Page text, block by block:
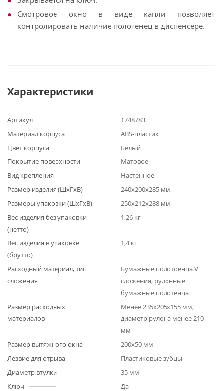
Смотровое окно в виде капли позволяет
контролировать наличие полотенец в диспенсере.
Характеристики
Артикул
1748783
Материал корпуса
ABS-пластик
Цвет корпуса
Белый
Покрытие поверхности
Матовое
Вид крепления
Настенное
Размер изделия (ШхГхВ)
240x200х285 мм
Размеры упаковки (ШхГхВ)
250x212х288 мм
Вес изделия без упаковки
(нетто)
1,26 кг
Вес изделия в упаковке
(брутто)
1,4 кг
Расходный материал, тип
сложения
Бумажные полотоенца V
сложения, рулонные
бумажные полотенца
Размер расходных
материалов
Менее 235x205x155 мм,
диаметр рулона менее 210
мм
Размер вытяжного окна
200x50 мм
Лезвие для отрыва
Пластиковые зубцы
Диаметр втулки
35 мм
Ключ
Да